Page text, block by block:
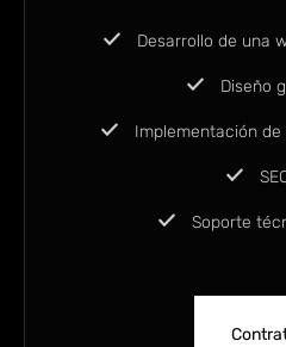
Desarrollo de una
Diseño
Implementación
Soporte